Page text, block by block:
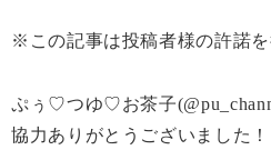
※この記事は投稿者様の許諾を
ぷぅ♡つゆ♡お茶子
協力ありがとうございました！